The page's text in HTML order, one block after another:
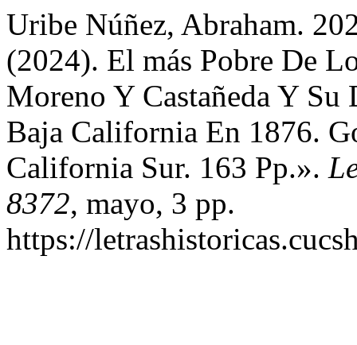
Uribe Núñez, Abraham.
(2024). El más Pobre De
Moreno Y Castañeda Y
Baja California En 1876.
California Sur. 163 Pp.».
8372, mayo, 3 pp.
https://